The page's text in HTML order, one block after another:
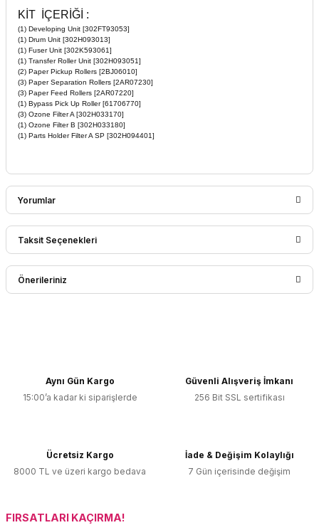
KİT İÇERİĞİ :
(1) Developing Unit [302FT93053]
(1) Drum Unit [302H093013]
(1) Fuser Unit [302K593061]
(1) Transfer Roller Unit [302H093051]
(2) Paper Pickup Rollers [2BJ06010]
(3) Paper Separation Rollers [2AR07230]
(3) Paper Feed Rollers [2AR07220]
(1) Bypass Pick Up Roller [61706770]
(3) Ozone Filter A [302H033170]
(1) Ozone Filter B [302H033180]
(1) Parts Holder Filter A SP [302H094401]
Yorumlar
Bu ürüne ilk yorumu siz yapın!
Taksit Seçenekleri
Önerileriniz
Ürün resmi kalitesiz, bozuk veya görüntülenemiyor.
Ürün fiyatı diğer sitelerden daha pahalı.
Bu ürüne benzer farklı alternatifler olmalı.
Aynı Gün Kargo
15:00’a kadar ki siparişlerde
Güvenli Alışveriş İmkanı
256 Bit SSL sertifikası
Ücretsiz Kargo
8000 TL ve üzeri kargo bedava
İade & Değişim Kolaylığı
7 Gün içerisinde değişim
FIRSATLARI KAÇIRMA!